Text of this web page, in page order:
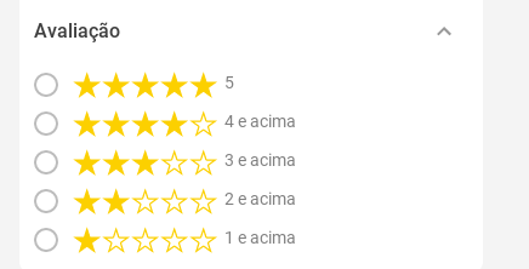
Avaliação
5
4 e acima
3 e acima
2 e acima
1 e acima